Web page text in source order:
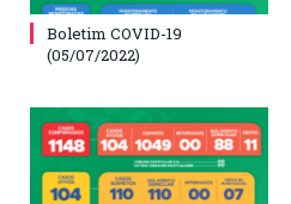
Boletim COVID-19
(05/07/2022)